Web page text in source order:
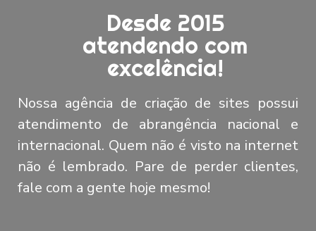
Desde 2015
atendendo com
excelência!
Nossa agência de criação de sites possui
atendimento de abrangência nacional e
internacional. Quem não é visto na internet
não é lembrado. Pare de perder clientes,
fale com a gente hoje mesmo!